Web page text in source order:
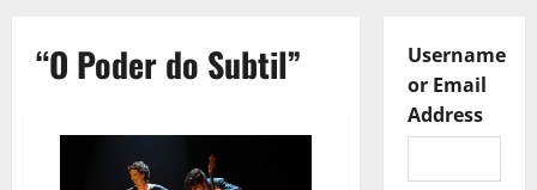
“O Poder do Subtil”
Username
or Email
Address